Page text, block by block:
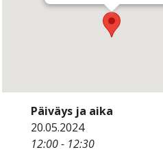
Päiväys ja aika
20.05.2024
12:00 - 12:30